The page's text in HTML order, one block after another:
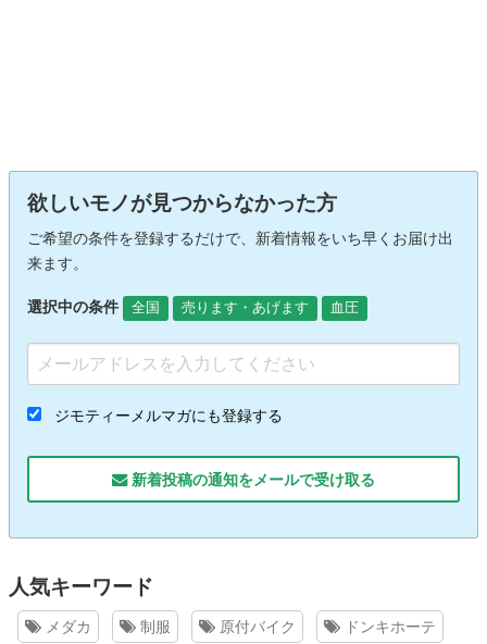
欲しいモノが見つからなかった方
ご希望の条件を登録するだけで、新着情報をいち早くお届け出
来ます。
選択中の条件 全国 売ります・あげます 血圧
ジモティーメルマガにも登録する
新着投稿の通知をメールで受け取る
人気キーワード
メダカ 制服 原付バイク ドンキホーテ